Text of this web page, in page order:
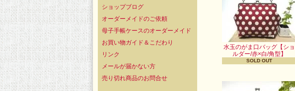
ショップブログ
オーダーメイドのご依頼
母子手帳ケースのオーダーメイド
お買い物ガイド＆こだわり
リンク
メールが届かない方
売り切れ商品のお問合せ
水玉のがま口バッグ【ショ
ルダー/赤×白/角型】
SOLD OUT